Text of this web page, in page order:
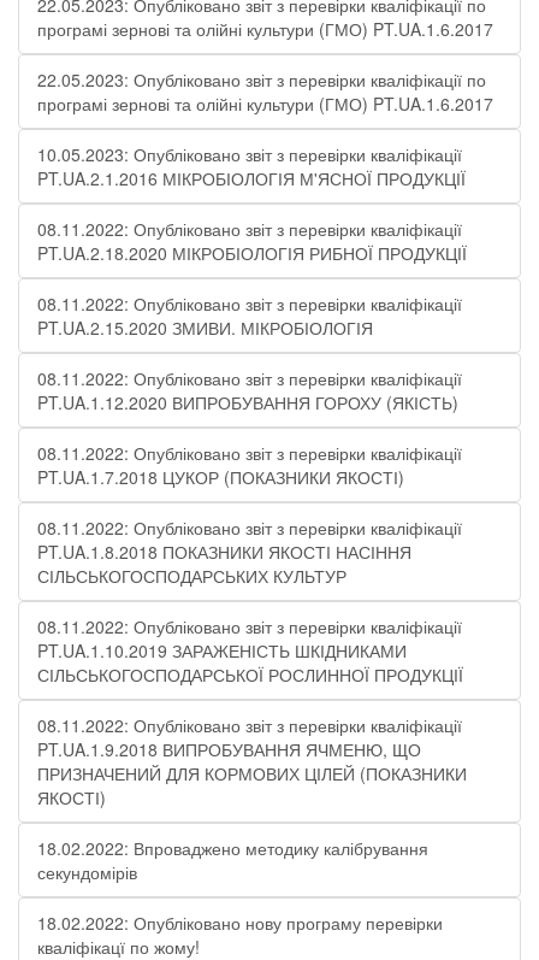
22.05.2023: Опубліковано звіт з перевірки кваліфікації по
програмі зернові та олійні культури (ГМО) PT.UA.1.6.2017
22.05.2023: Опубліковано звіт з перевірки кваліфікації по
програмі зернові та олійні культури (ГМО) PT.UA.1.6.2017
10.05.2023: Опубліковано звіт з перевірки кваліфікації
PT.UA.2.1.2016 МІКРОБІОЛОГІЯ М'ЯСНОЇ ПРОДУКЦІЇ
08.11.2022: Опубліковано звіт з перевірки кваліфікації
PT.UA.2.18.2020 МІКРОБІОЛОГІЯ РИБНОЇ ПРОДУКЦІЇ
08.11.2022: Опубліковано звіт з перевірки кваліфікації
PT.UA.2.15.2020 ЗМИВИ. МІКРОБІОЛОГІЯ
08.11.2022: Опубліковано звіт з перевірки кваліфікації
PT.UA.1.12.2020 ВИПРОБУВАННЯ ГОРОХУ (ЯКІСТЬ)
08.11.2022: Опубліковано звіт з перевірки кваліфікації
PT.UA.1.7.2018 ЦУКОР (ПОКАЗНИКИ ЯКОСТІ)
08.11.2022: Опубліковано звіт з перевірки кваліфікації
PT.UA.1.8.2018 ПОКАЗНИКИ ЯКОСТІ НАСІННЯ
СІЛЬСЬКОГОСПОДАРСЬКИХ КУЛЬТУР
08.11.2022: Опубліковано звіт з перевірки кваліфікації
PT.UA.1.10.2019 ЗАРАЖЕНІСТЬ ШКІДНИКАМИ
СІЛЬСЬКОГОСПОДАРСЬКОЇ РОСЛИННОЇ ПРОДУКЦІЇ
08.11.2022: Опубліковано звіт з перевірки кваліфікації
PT.UA.1.9.2018 ВИПРОБУВАННЯ ЯЧМЕНЮ, ЩО
ПРИЗНАЧЕНИЙ ДЛЯ КОРМОВИХ ЦІЛЕЙ (ПОКАЗНИКИ
ЯКОСТІ)
18.02.2022: Впроваджено методику калібрування
секундомірів
18.02.2022: Опубліковано нову програму перевірки
кваліфікацї по жому!